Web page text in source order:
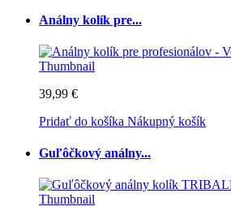
Análny kolík pre...
39,99 €
Pridať do košíka Nákupný košík
Guľôčkový análny...